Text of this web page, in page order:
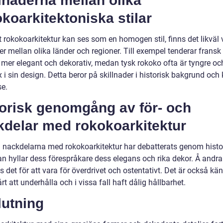
stilar
rokokoarkitektur kan ses som en homogen stil, finns det likväl
mellan olika länder och regioner. Till exempel tenderar
elegant och dekorativ, medan tysk rokoko ofta är tyngre
i sin design. Detta beror på skillnader i historisk bakgrund och
genomgång av för- och
med rokokoarkitektur
nackdelarna med rokokoarkitektur har debatterats genom
hyllar dess förespråkare dess elegans och rika dekor. Å
det för att vara för överdrivet och ostentativt. Det är också
att underhålla och i vissa fall haft dålig hållbarhet.